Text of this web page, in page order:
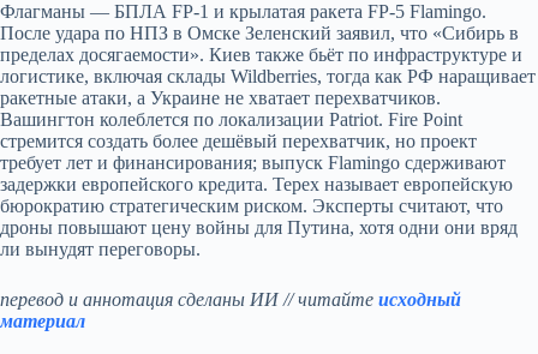
Флагманы — БПЛА FP‑1 и крылатая ракета FP‑5 Flamingo.
После удара по НПЗ в Омске Зеленский заявил, что «Сибирь в
пределах досягаемости». Киев также бьёт по инфраструктуре и
логистике, включая склады Wildberries, тогда как РФ наращивает
ракетные атаки, а Украине не хватает перехватчиков.
Вашингтон колеблется по локализации Patriot. Fire Point
стремится создать более дешёвый перехватчик, но проект
требует лет и финансирования; выпуск Flamingo сдерживают
задержки европейского кредита. Терех называет европейскую
бюрократию стратегическим риском. Эксперты считают, что
дроны повышают цену войны для Путина, хотя одни они вряд
ли вынудят переговоры.
перевод и аннотация сделаны ИИ // читайте исходный
материал